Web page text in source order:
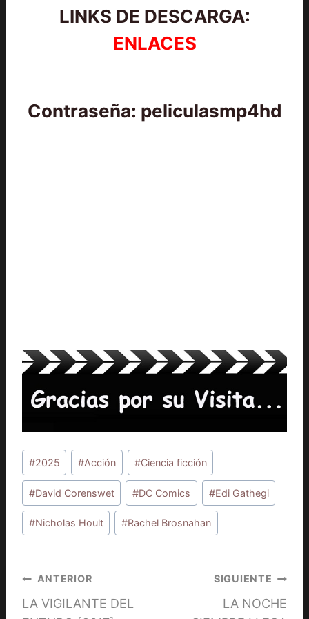
LINKS DE DESCARGA:
ENLACES
Contraseña: peliculasmp4hd
Etiquetas
de
la
entrada:
#2025 #Acción #Ciencia ficción
#David Corenswet #DC Comics #Edi Gathegi
#Nicholas Hoult #Rachel Brosnahan
Navegación
de
ANTERIOR
LA VIGILANTE DEL
SIGUIENTE
LA NOCHE